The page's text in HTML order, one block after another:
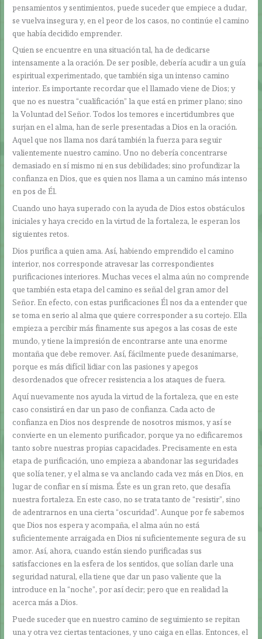
pensamientos y sentimientos, puede suceder que empiece a dudar,
se vuelva insegura y, en el peor de los casos, no continúe el camino
que había decidido emprender.
Quien se encuentre en una situación tal, ha de dedicarse
intensamente a la oración. De ser posible, debería acudir a un guía
espiritual experimentado, que también siga un intenso camino
interior. Es importante recordar que el llamado viene de Dios; y
que no es nuestra “cualificación” la que está en primer plano; sino
la Voluntad del Señor. Todos los temores e incertidumbres que
surjan en el alma, han de serle presentadas a Dios en la oración.
Aquel que nos llama nos dará también la fuerza para seguir
valientemente nuestro camino. Uno no debería concentrarse
demasiado en sí mismo ni en sus debilidades; sino profundizar la
confianza en Dios, que es quien nos llama a un camino más intenso
en pos de Él.
Cuando uno haya superado con la ayuda de Dios estos obstáculos
iniciales y haya crecido en la virtud de la fortaleza, le esperan los
siguientes retos.
Dios purifica a quien ama. Así, habiendo emprendido el camino
interior, nos corresponde atravesar las correspondientes
purificaciones interiores. Muchas veces el alma aún no comprende
que también esta etapa del camino es señal del gran amor del
Señor. En efecto, con estas purificaciones Él nos da a entender que
se toma en serio al alma que quiere corresponder a su cortejo. Ella
empieza a percibir más finamente sus apegos a las cosas de este
mundo, y tiene la impresión de encontrarse ante una enorme
montaña que debe remover. Así, fácilmente puede desanimarse,
porque es más difícil lidiar con las pasiones y apegos
desordenados que ofrecer resistencia a los ataques de fuera.
Aquí nuevamente nos ayuda la virtud de la fortaleza, que en este
caso consistirá en dar un paso de confianza. Cada acto de
confianza en Dios nos desprende de nosotros mismos, y así se
convierte en un elemento purificador, porque ya no edificaremos
tanto sobre nuestras propias capacidades. Precisamente en esta
etapa de purificación, uno empieza a abandonar las seguridades
que solía tener, y el alma se va anclando cada vez más en Dios, en
lugar de confiar en sí misma. Éste es un gran reto, que desafía
nuestra fortaleza. En este caso, no se trata tanto de “resistir”, sino
de adentrarnos en una cierta “oscuridad”. Aunque por fe sabemos
que Dios nos espera y acompaña, el alma aún no está
suficientemente arraigada en Dios ni suficientemente segura de su
amor. Así, ahora, cuando están siendo purificadas sus
satisfacciones en la esfera de los sentidos, que solían darle una
seguridad natural, ella tiene que dar un paso valiente que la
introduce en la “noche”, por así decir; pero que en realidad la
acerca más a Dios.
Puede suceder que en nuestro camino de seguimiento se repitan
una y otra vez ciertas tentaciones, y uno caiga en ellas. Entonces, el